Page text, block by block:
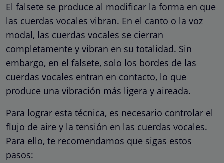
El falsete se produce al modificar la forma en que
las cuerdas vocales vibran. En el canto o la voz
modal, las cuerdas vocales se cierran
completamente y vibran en su totalidad. Sin
embargo, en el falsete, solo los bordes de las
cuerdas vocales entran en contacto, lo que
produce una vibración más ligera y aireada.
Para lograr esta técnica, es necesario controlar el
flujo de aire y la tensión en las cuerdas vocales.
Para ello, te recomendamos que sigas estos
pasos: